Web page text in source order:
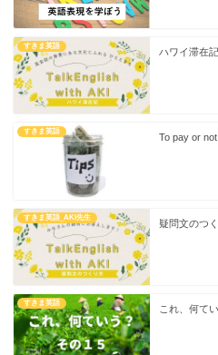
すきま英語
ハワイ滞在記
すきま英語
To pay or
すきま英語_AKI先生
疑問文のつ
すきま英語
これ、何て